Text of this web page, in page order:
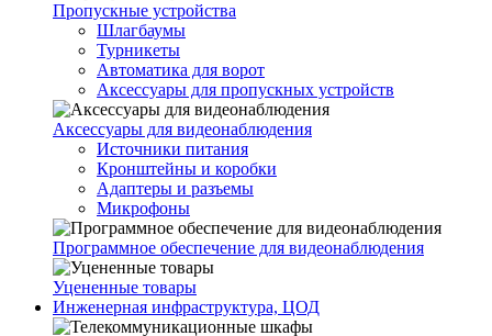
Пропускные устройства
Шлагбаумы
Турникеты
Автоматика для ворот
Аксессуары для пропускных устройств
Аксессуары для видеонаблюдения
Источники питания
Кронштейны и коробки
Адаптеры и разъемы
Микрофоны
Программное обеспечение для видеонаблюдения
Уцененные товары
Инженерная инфраструктура, ЦОД